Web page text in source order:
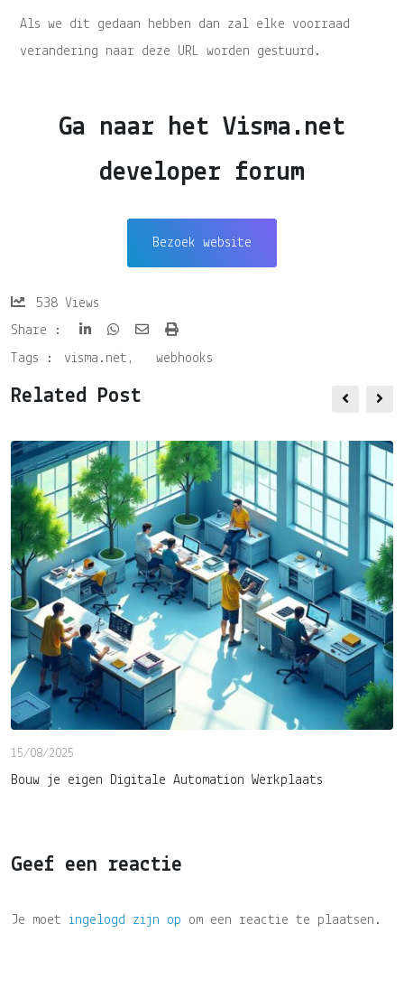
Als we dit gedaan hebben dan zal elke voorraad
verandering naar deze URL worden gestuurd.
Ga naar het Visma.net
developer forum
Bezoek website
538 Views
Share :
Tags :
visma.net , webhooks
Related Post
15/08/2025
Bouw je eigen Digitale Automation Werkplaats
Geef een reactie
Je moet ingelogd zijn op om een reactie te plaatsen.